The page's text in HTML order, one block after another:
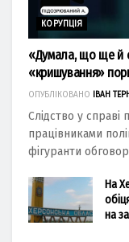
КОРУПЦІЯ
«Думала, що ще й
«кришування»
ОПУБЛІКОВАНО ІВАН
Слідство у
працівниками
фігуранти
На
на